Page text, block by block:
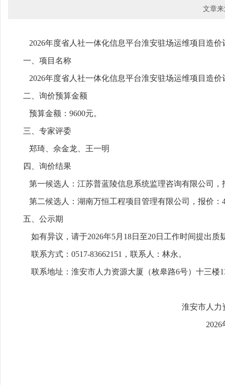
文章
2026年度省人社一体化信息平台淮安驻场运维项目造
一、项目名称
2026年度省人社一体化信息平台淮安驻场运维项目造价
二、询价预算金额
预算金额：9600元。
三、专家评委
郑琦、佘金龙、王一明
四、询价结果
第一候选人：江苏普蓝陵信息系统监理咨询有限公司，
第二候选人：湖南万恒工程项目管理有限公司，报价：
五、公示期
如有异议，请于2026年5月18日至20日工作时间提出质
联系方式：0517-83662151，联系人：林永。
联系地址：淮安市人力资源大厦（枚皋路6号）十三楼
淮安市人力资源和社会
2026年5月